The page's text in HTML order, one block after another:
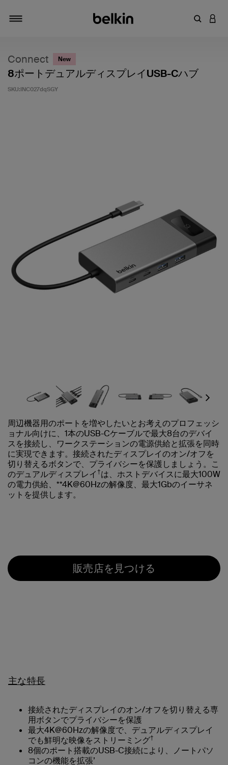
キーワアカ
Connect New
8ポートデュアルディスプレイUSB-Cハブ
SKU:INC027dqSGY
Next
周辺機器用のポートを増やしたいとお考えのプロフェッシ
ョナル向けに、1本のUSB-Cケーブルで最大8台のデバイ
スを接続し、ワークステーションの電源供給と拡張を同時
に実現できます。接続されたディスプレイのオン/オフを
切り替えるボタンで、プライバシーを保護しましょう。こ
のデュアルディスプレイ †は、ホストデバイスに最大100W
の電力供給、**4K@60Hzの解像度、最大1Gbのイーサネ
ットを提供します。
販売店を見つける
主な特長
接続されたディスプレイのオン/オフを切り替える専
用ボタンでプライバシーを保護
最大4K@60Hzの解像度で、デュアルディスプレイ
でも鮮明な映像をストリーミング†
8個のポート搭載のUSB-C接続により、ノートパソ
コンの機能を拡張’